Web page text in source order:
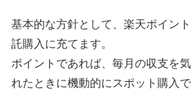
基本的な方針として、楽天ポイン
託購入に充てます。
ポイントであれば、毎月の収支を
れたときに機動的にスポット購入で